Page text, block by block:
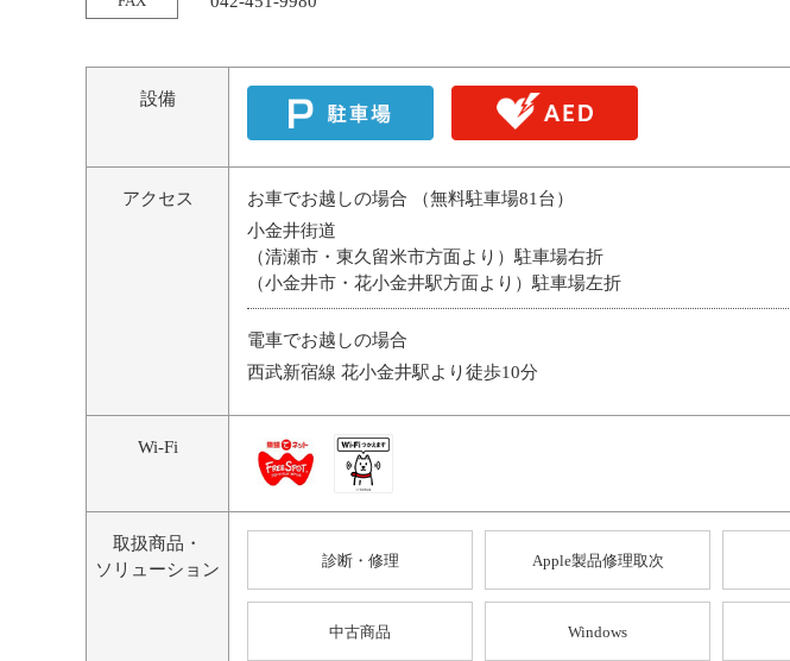
設備
アクセス
お車でお越しの場合 （無料駐車場81台）
小金井街道
（清瀬市・東久留米市方面より）駐車場右折
（小金井市・花小金井駅方面より）駐車場左折
電車でお越しの場合
西武新宿線 花小金井駅より徒歩10分
Wi-Fi
取扱商品・
ソリューション
診断・修理 Apple製品修理取次
中古商品 Windows